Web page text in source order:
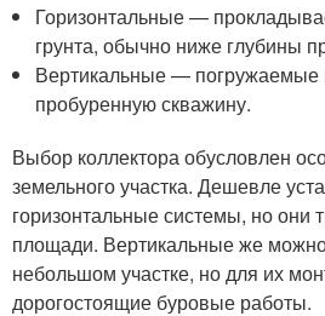
Горизонтальные —
грунта, обычно ниже глубины
Вертикальные — погружаемые
пробуренную скважину.
Выбор коллектора обусловлен
земельного участка. Дешевле
горизонтальные системы, но они
площади. Вертикальные же
небольшом участке, но для их
дорогостоящие буровые работы.